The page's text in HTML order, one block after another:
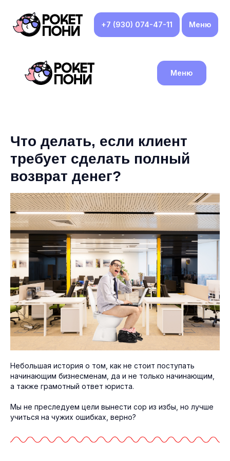
+7 (930) 074-47-11 Меню
Меню
Что делать, если клиент
требует сделать полный
возврат денег?
Небольшая история о том, как не стоит поступать
начинающим бизнесменам, да и не только начинающим,
а также грамотный ответ юриста.
Мы не преследуем цели вынести сор из избы, но лучше
учиться на чужих ошибках, верно?